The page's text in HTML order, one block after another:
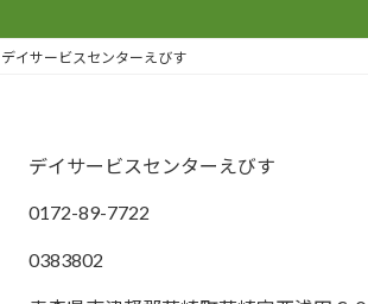
デイサービスセンターえびす
デイサービスセンターえびす
0172-89-7722
0383802